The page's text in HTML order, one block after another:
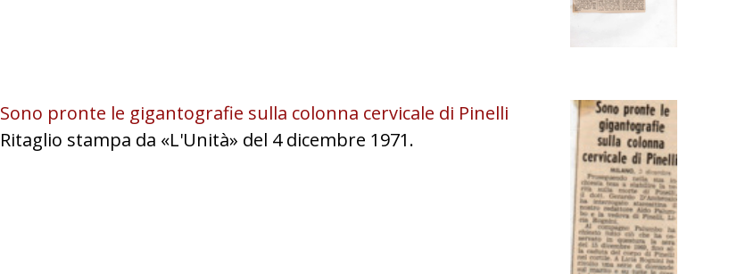
Sono pronte le gigantografie sulla colonna cervicale di Pinelli
Ritaglio stampa da «L'Unità» del 4 dicembre 1971.